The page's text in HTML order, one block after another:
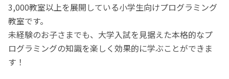
3,000教室以上を展開している小学生向けプログラミング
教室です。
未経験のお子さまでも、大学入試を見据えた本格的なプ
ログラミングの知識を楽しく効果的に学ぶことができま
す！